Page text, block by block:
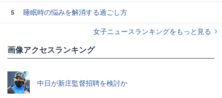
5
睡眠時の悩みを解消する過ごし方
女子ニュースランキングをもっと見る
画像アクセスランキング
中日が新庄監督招聘を検討か